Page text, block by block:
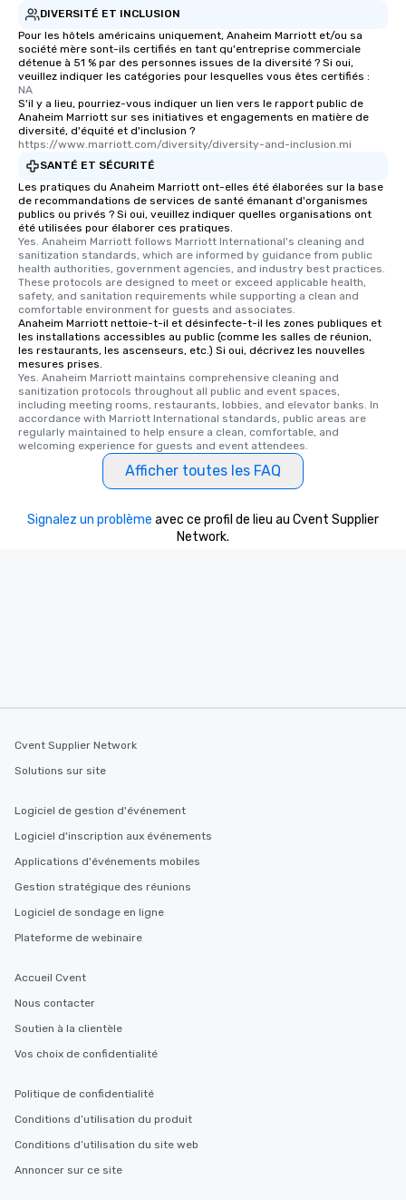
DIVERSITÉ ET INCLUSION
Pour les hôtels américains uniquement, Anaheim Marriott et/ou sa
société mère sont-ils certifiés en tant qu'entreprise commerciale
détenue à 51 % par des personnes issues de la diversité ? Si oui,
veuillez indiquer les catégories pour lesquelles vous êtes certifiés :
NA
S'il y a lieu, pourriez-vous indiquer un lien vers le rapport public de
Anaheim Marriott sur ses initiatives et engagements en matière de
diversité, d'équité et d'inclusion ?
https://www.marriott.com/diversity/diversity-and-inclusion.mi
SANTÉ ET SÉCURITÉ
Les pratiques du Anaheim Marriott ont-elles été élaborées sur la base
de recommandations de services de santé émanant d'organismes
publics ou privés ? Si oui, veuillez indiquer quelles organisations ont
été utilisées pour élaborer ces pratiques.
Yes. Anaheim Marriott follows Marriott International's cleaning and
sanitization standards, which are informed by guidance from public
health authorities, government agencies, and industry best practices.
These protocols are designed to meet or exceed applicable health,
safety, and sanitation requirements while supporting a clean and
comfortable environment for guests and associates.
Anaheim Marriott nettoie-t-il et désinfecte-t-il les zones publiques et
les installations accessibles au public (comme les salles de réunion,
les restaurants, les ascenseurs, etc.) Si oui, décrivez les nouvelles
mesures prises.
Yes. Anaheim Marriott maintains comprehensive cleaning and
sanitization protocols throughout all public and event spaces,
including meeting rooms, restaurants, lobbies, and elevator banks. In
accordance with Marriott International standards, public areas are
regularly maintained to help ensure a clean, comfortable, and
welcoming experience for guests and event attendees.
Afficher toutes les FAQ
Signalez un problème avec ce profil de lieu au Cvent Supplier
Network.
Cvent Supplier Network
Solutions sur site
Logiciel de gestion d'événement
Logiciel d'inscription aux événements
Applications d'événements mobiles
Gestion stratégique des réunions
Logiciel de sondage en ligne
Plateforme de webinaire
Accueil Cvent
Nous contacter
Soutien à la clientèle
Vos choix de confidentialité
Politique de confidentialité
Conditions d’utilisation du produit
Conditions d’utilisation du site web
Annoncer sur ce site